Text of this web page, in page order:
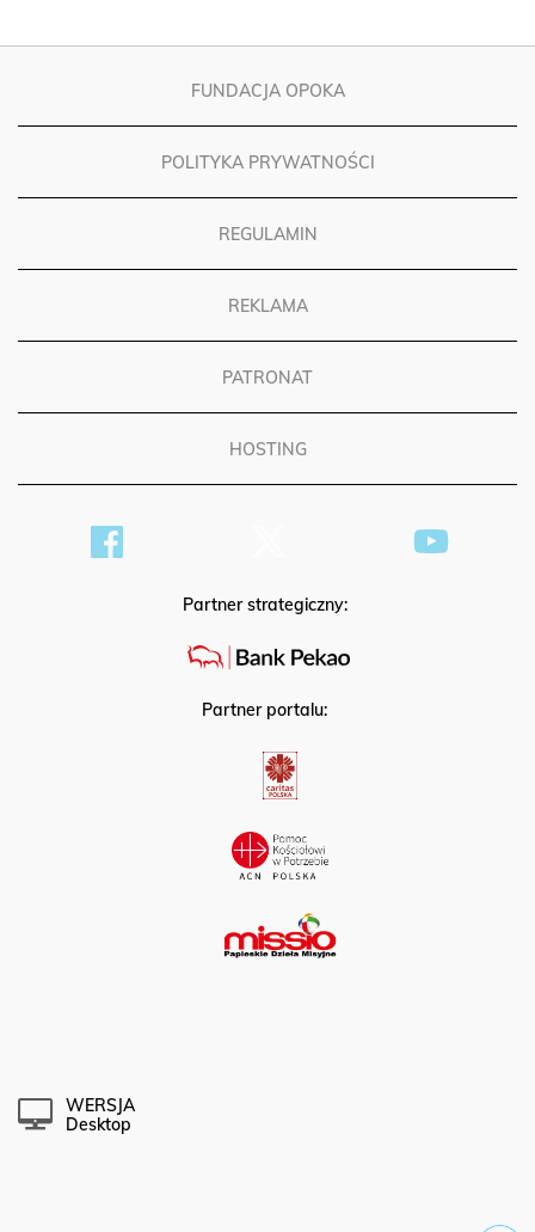
FUNDACJA OPOKA
POLITYKA PRYWATNOŚCI
REGULAMIN
REKLAMA
PATRONAT
HOSTING
Partner strategiczny:
Partner portalu:
WERSJA
Desktop